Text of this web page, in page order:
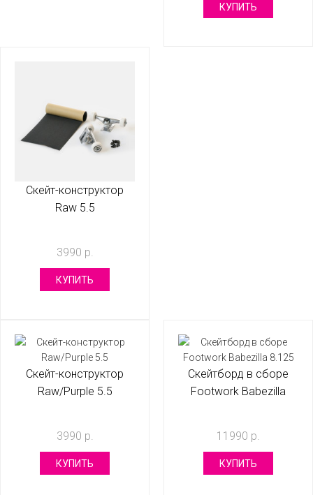
КУПИТЬ
Скейт-конструктор
Raw 5.5
3990 р.
КУПИТЬ
Скейт-конструктор
Raw/Purple 5.5
3990 р.
КУПИТЬ
Скейтборд в сборе
Footwork Babezilla
11990 р.
КУПИТЬ